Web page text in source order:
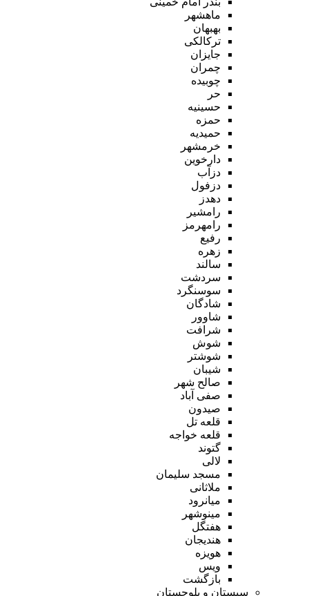
ماهشهر
بهبهان
ترکالکی
جایزان
چمران
چوبیده
حر
حسینیه
حمزه
حمیدیه
خرمشهر
دارخوین
دزآب
دزفول
دهدز
رامشیر
رامهرمز
رفیع
زهره
سالند
سردشت
سوسنگرد
شادگان
شاوور
شرافت
شوش
شوشتر
شیبان
صالح شهر
صفی آباد
صیدون
قلعه تل
قلعه خواجه
گتوند
لالی
مسجد سلیمان
ملاثانی
میانرود
مینوشهر
هفتگل
هندیجان
هویزه
ویس
بازگشت
سیستان و بلوچستان